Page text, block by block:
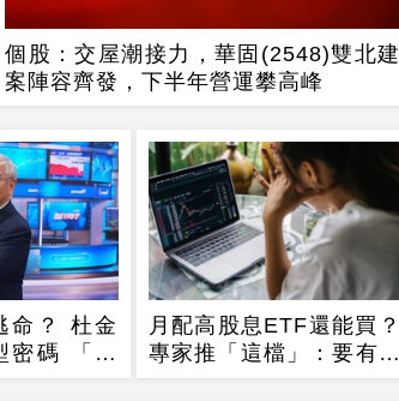
個股：交屋潮接力，華固(2548)雙北建
案陣容齊發，下半年營運攀高峰
命？ 杜金
密碼 「這
月配高股息ETF還能買？
專家推「這檔」：要有耐
心會長大